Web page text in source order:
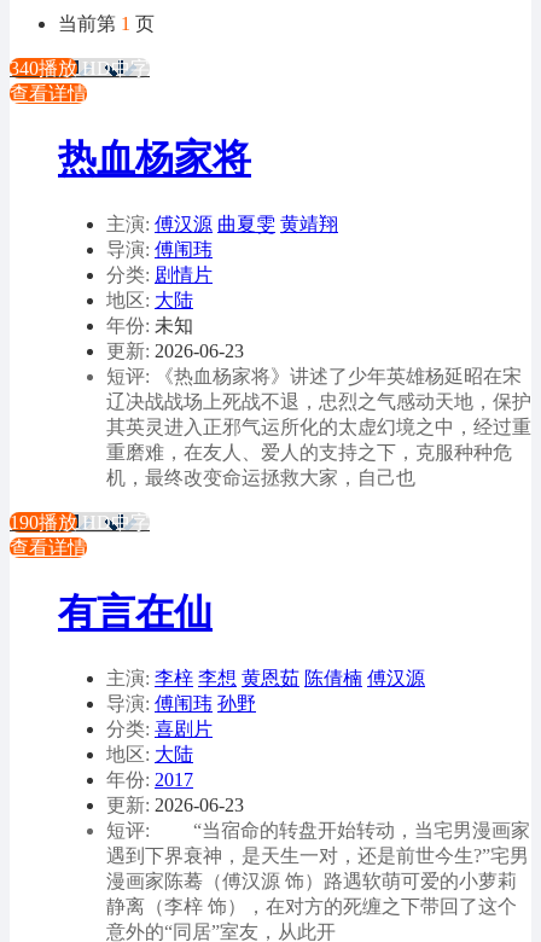
当前第 1 页
340播放 HD中字
查看详情
热血杨家将
主演: 傅汉源 曲夏雯 黄靖翔
导演: 傅闱玮
分类: 剧情片
地区: 大陆
年份: 未知
更新: 2026-06-23
短评: 《热血杨家将》讲述了少年英雄杨延昭在宋
辽决战战场上死战不退，忠烈之气感动天地，保护
其英灵进入正邪气运所化的太虚幻境之中，经过重
重磨难，在友人、爱人的支持之下，克服种种危
机，最终改变命运拯救大家，自己也
190播放 HD中字
查看详情
有言在仙
主演: 李梓 李想 黄恩茹 陈倩楠 傅汉源
导演: 傅闱玮 孙野
分类: 喜剧片
地区: 大陆
年份: 2017
更新: 2026-06-23
短评: “当宿命的转盘开始转动，当宅男漫画家
遇到下界衰神，是天生一对，还是前世今生?”宅男
漫画家陈蓦（傅汉源 饰）路遇软萌可爱的小萝莉
静离（李梓 饰），在对方的死缠之下带回了这个
意外的“同居”室友，从此开